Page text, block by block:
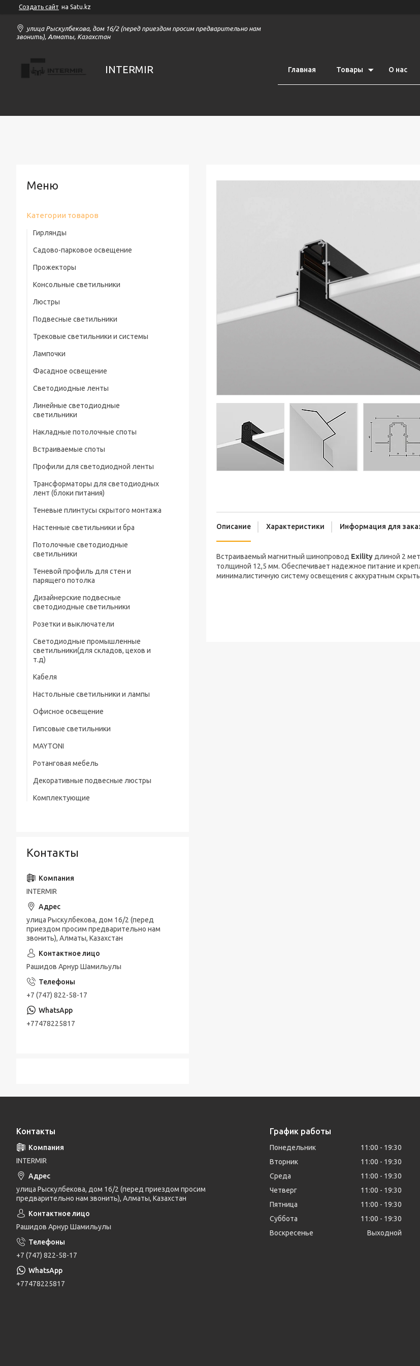
Создать сайт на Satu.kz
улица Рыскулбекова, дом 16/2 (перед приездом просим предварительно нам
звонить), Алматы, Казахстан
INTERMIR Главная Товары О нас
Описание Характеристики Информация для
Встраиваемый магнитный шинопровод Exilityдлиной 2
толщиной 12,5 мм. Обеспечивает надежное питание и
минималистичную систему освещения с аккуратным
Категории товаров
Гирлянды
Садово-парковое освещение
Прожекторы
Консольные светильники
Люстры
Подвесные светильники
Трековые светильники и системы
Лампочки
Фасадное освещение
Светодиодные ленты
Линейные светодиодные
светильники
Накладные потолочные споты
Встраиваемые споты
Профили для светодиодной ленты
Трансформаторы для светодиодных
лент (блоки питания)
Теневые плинтусы скрытого монтажа
Настенные светильники и бра
Потолочные светодиодные
светильники
Теневой профиль для стен и
парящего потолка
Дизайнерские подвесные
светодиодные светильники
Розетки и выключатели
Светодиодные промышленные
светильники(для складов, цехов и
т.д)
Кабеля
Настольные светильники и лампы
Офисное освещение
Гипсовые светильники
MAYTONI
Ротанговая мебель
Декоративные подвесные люстры
Комплектующие
Контакты
INTERMIR
улица Рыскулбекова, дом 16/2 (перед
приездом просим предварительно нам
звонить), Алматы, Казахстан
Рашидов Арнур Шамильулы
+7 (747) 822-58-17
+77478225817
Контакты
INTERMIR
улица Рыскулбекова, дом 16/2 (перед приездом просим
предварительно нам звонить), Алматы, Казахстан
Рашидов Арнур Шамильулы
+7 (747) 822-58-17
+77478225817
График работы
Понедельник 11:00
19:30
Вторник
11:00
19:30
Среда
11:00
19:30
Четверг
11:00
19:30
Пятница
11:00
19:30
Суббота
11:00
19:30
Воскресенье
Выходной